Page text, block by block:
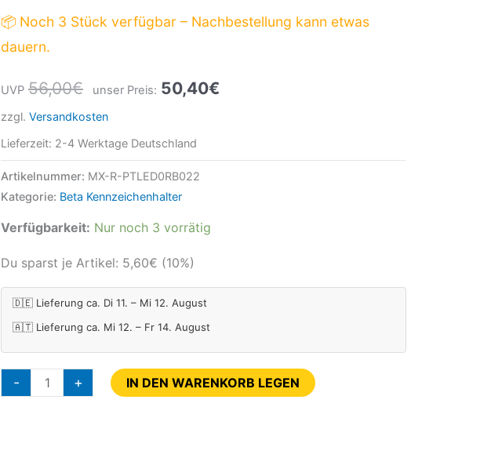
📦 Noch 3 Stück verfügbar – Nachbestellung kann etwas
dauern.
UVP 56,00€ unser Preis: 50,40€
zzgl. Versandkosten
Lieferzeit: 2-4 Werktage Deutschland
Artikelnummer: MX-R-PTLED0RB022
Kategorie: Beta Kennzeichenhalter
Verfügbarkeit: Nur noch 3 vorrätig
Du sparst je Artikel: 5,60€ (10%)
🇩🇪 Lieferung ca. Di 11. – Mi 12. August
🇦🇹 Lieferung ca. Mi 12. – Fr 14. August
-
23-
24
Integra
system
Rot
+ IN DEN WARENKORB LEGEN